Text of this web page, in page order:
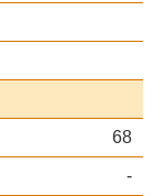
68
-